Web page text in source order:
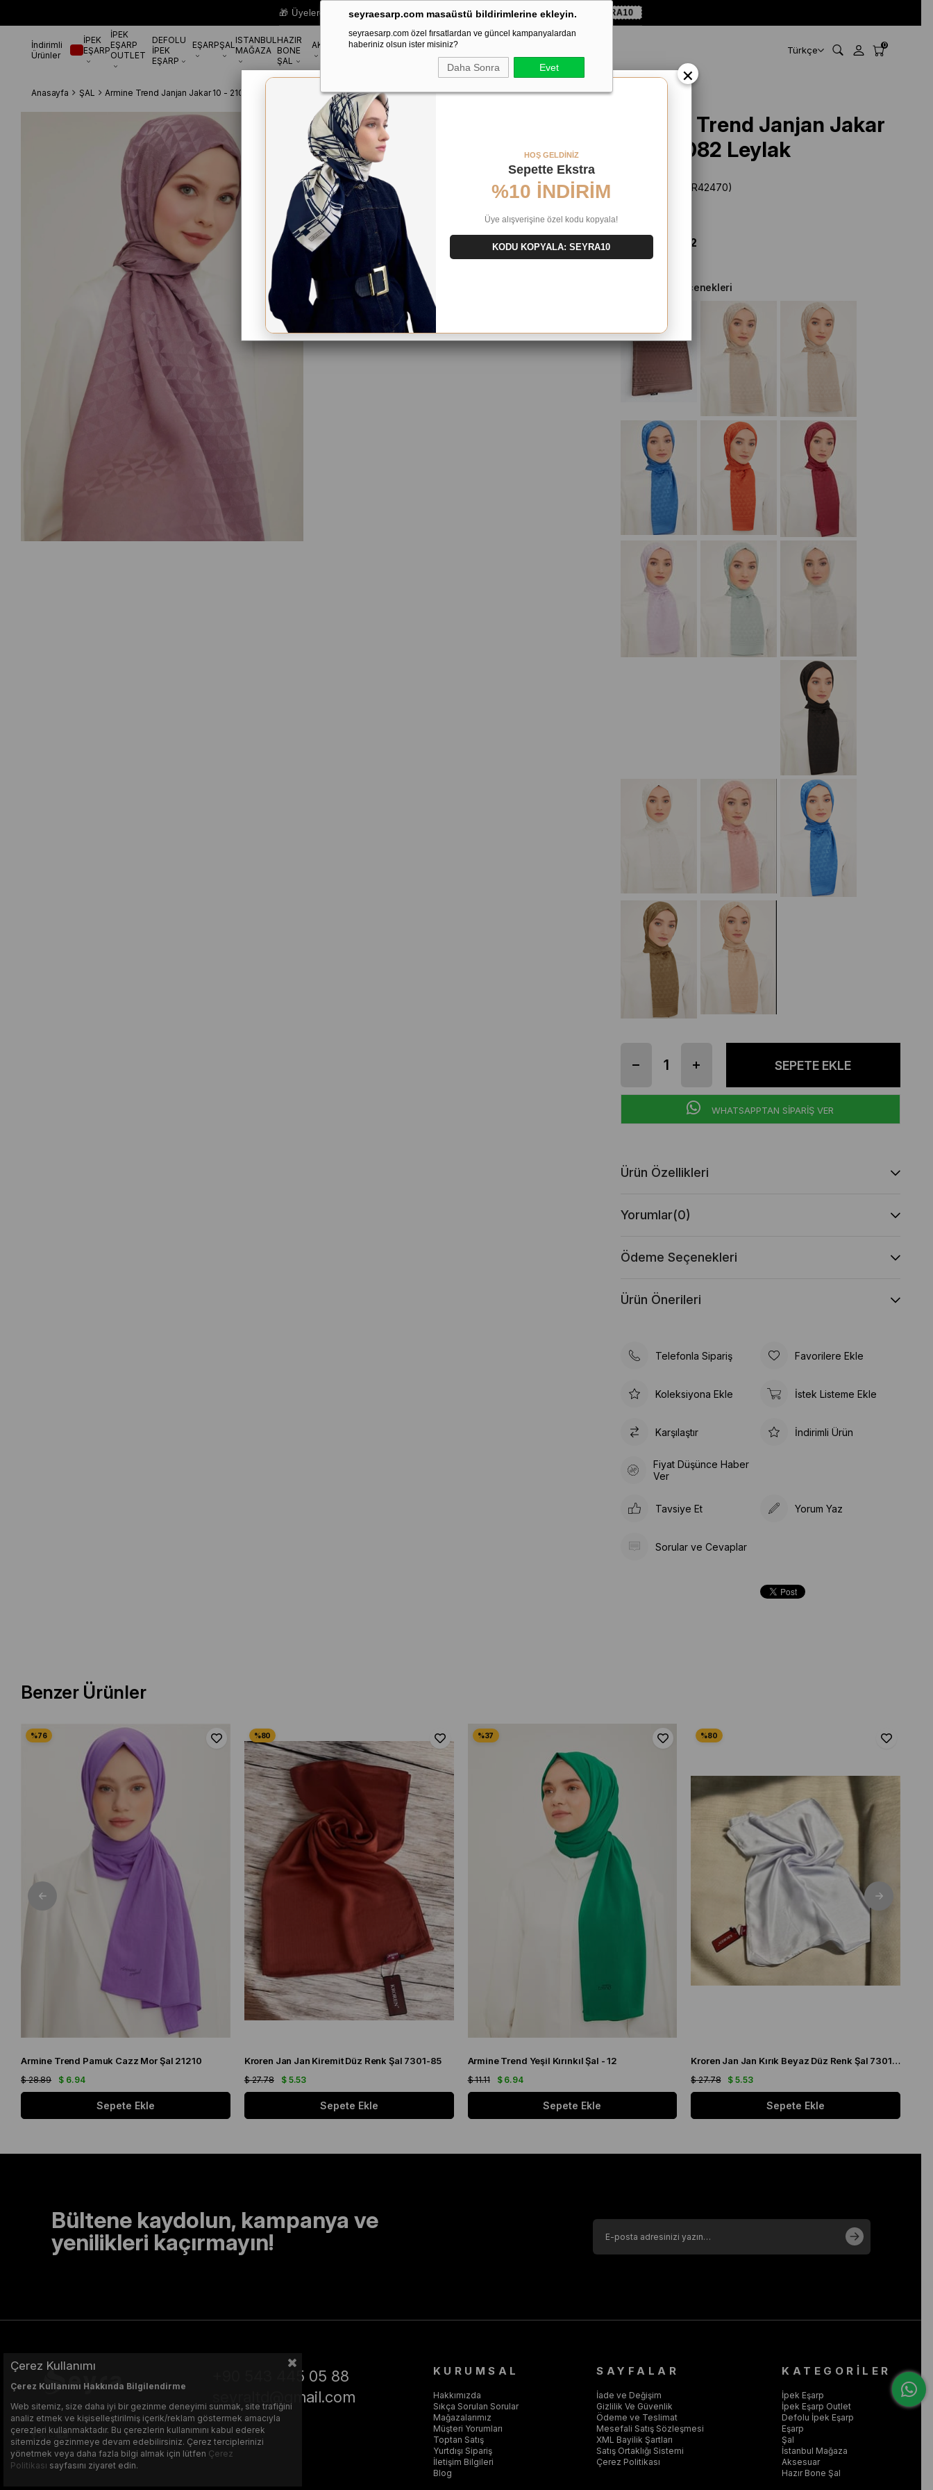
seyraesarp.com masaüstü bildirimlerine ekleyin.
seyraesarp.com özel fırsatlardan ve güncel kampanyalardan
haberiniz olsun ister misiniz?
Daha Sonra Evet
🎁 Üyelere Özel Sepette%10 EKSTRA İNDİRİM HEDİYE ÇEKİ! KOD: SEYRA10
İndirimli
Ürünler
İPEK
EŞARP
İPEK
EŞARP
OUTLET
DEFOLU
İPEK
EŞARP
EŞARPŞALISTANBUL
MAĞAZA
HAZIR
BONE
ŞAL
AKSESUARMARKALAR Türkçe 0
Anasayfa ŞAL Armine Trend Janjan Jakar 10 - 21082 Leylak
Armine Trend Janjan Jakar
10 - 21082 Leylak
(SYR42470)
$ 9.72
Diğer Renk Seçenekleri
WHATSAPPTAN SİPARİŞ VER
Ürün Özellikleri
Yorumlar(0)
Ödeme Seçenekleri
Ürün Önerileri
Telefonla Sipariş Favorilere Ekle
Koleksiyona Ekle İstek Listeme Ekle
Karşılaştır İndirimli Ürün
Fiyat Düşünce Haber
Ver
Tavsiye Et Yorum Yaz
Sorular ve Cevaplar
Benzer Ürünler
Armine Trend Pamuk Cazz Mor Şal 21210
$ 6.94
$ 28.89
Sepete Ekle
Kroren Jan Jan Kiremit Düz Renk Şal 7301-85
$ 5.53
$ 27.78
Sepete Ekle
Armine Trend Yeşil Kırınkıl Şal - 12
$ 6.94
$ 11.11
Sepete Ekle
Kroren Jan Jan Kırık Beyaz Düz Renk Şal 7301-259
$ 5.53
$ 27.78
Sepete Ekle
Bültene kaydolun, kampanya ve
yenilikleri kaçırmayın!
+90 543 445 05 88
seyraltd@gmail.com
KURUMSAL
Hakkımızda
Sıkça Sorulan Sorular
Mağazalarımız
Müşteri Yorumları
Toptan Satış
Yurtdışı Sipariş
İletişim Bilgileri
Blog
SAYFALAR
İade ve Değişim
Gizlilik Ve Güvenlik
Ödeme ve Teslimat
Mesefali Satış Sözleşmesi
XML Bayilik Şartları
Satış Ortaklığı Sistemi
Çerez Politikası
KATEGORİLER
İpek Eşarp
İpek Eşarp Outlet
Defolu İpek Eşarp
Eşarp
Şal
İstanbul Mağaza
Aksesuar
Hazır Bone Şal
Çerez Kullanımı
Çerez Kullanımı Hakkında Bilgilendirme
Web sitemiz, size daha iyi bir gezinme deneyimi sunmak, site trafiğini
analiz etmek ve kişiselleştirilmiş içerik/reklam göstermek amacıyla
çerezleri kullanmaktadır. Bu çerezlerin kullanımını kabul ederek
sitemizde gezinmeye devam edebilirsiniz. Çerez terciplerinizi
yönetmek veya daha fazla bilgi almak için lütfen Çerez
Politikası sayfasını ziyaret edin.
×
HOŞ GELDİNİZ
Sepette Ekstra
%10 İNDİRİM
Üye alışverişine özel kodu kopyala!
KODU KOPYALA: SEYRA10